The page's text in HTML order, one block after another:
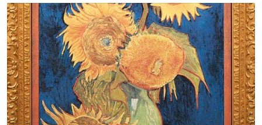
ト
数
数